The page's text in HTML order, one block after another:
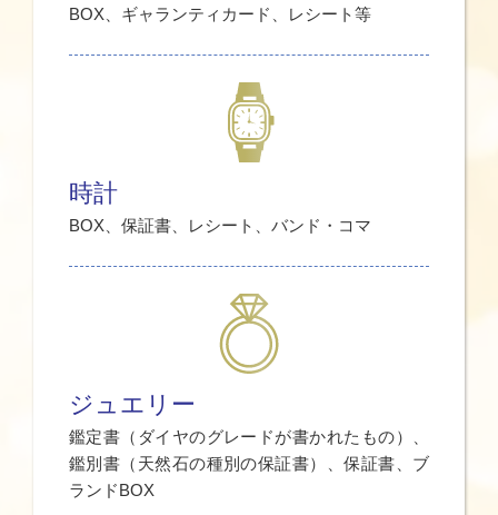
BOX、ギャランティカード、レシート等
時計
BOX、保証書、レシート、バンド・コマ
ジュエリー
鑑定書（ダイヤのグレードが書かれたもの）、
鑑別書（天然石の種別の保証書）、保証書、ブ
ランドBOX